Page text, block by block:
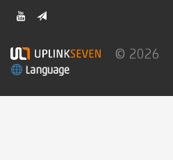
© 2026
Language